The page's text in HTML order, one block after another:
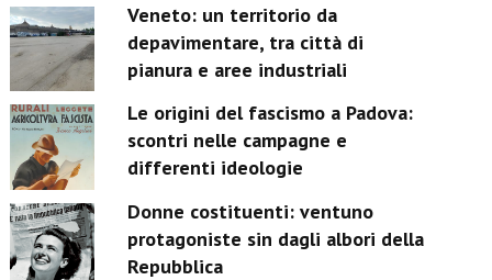
Veneto: un territorio da
depavimentare, tra città di
pianura e aree industriali
Le origini del fascismo a Padova:
scontri nelle campagne e
differenti ideologie
Donne costituenti: ventuno
protagoniste sin dagli albori della
Repubblica